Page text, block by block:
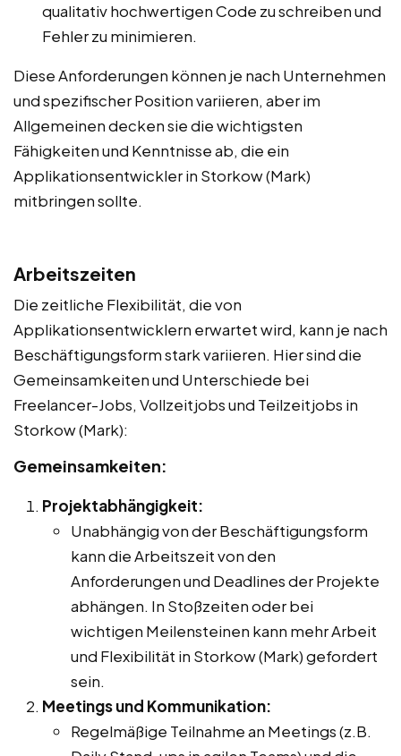
qualitativ hochwertigen Code zu schreiben und
Fehler zu minimieren.
Diese Anforderungen können je nach Unternehmen
und spezifischer Position variieren, aber im
Allgemeinen decken sie die wichtigsten
Fähigkeiten und Kenntnisse ab, die ein
Applikationsentwickler in Storkow (Mark)
mitbringen sollte.
Arbeitszeiten
Die zeitliche Flexibilität, die von
Applikationsentwicklern erwartet wird, kann je nach
Beschäftigungsform stark variieren. Hier sind die
Gemeinsamkeiten und Unterschiede bei
Freelancer-Jobs, Vollzeitjobs und Teilzeitjobs in
Storkow (Mark):
Gemeinsamkeiten:
Projektabhängigkeit:
Unabhängig von der Beschäftigungsform
kann die Arbeitszeit von den
Anforderungen und Deadlines der Projekte
abhängen. In Stoßzeiten oder bei
wichtigen Meilensteinen kann mehr Arbeit
und Flexibilität in Storkow (Mark) gefordert
sein.
Meetings und Kommunikation:
Regelmäßige Teilnahme an Meetings (z.B.